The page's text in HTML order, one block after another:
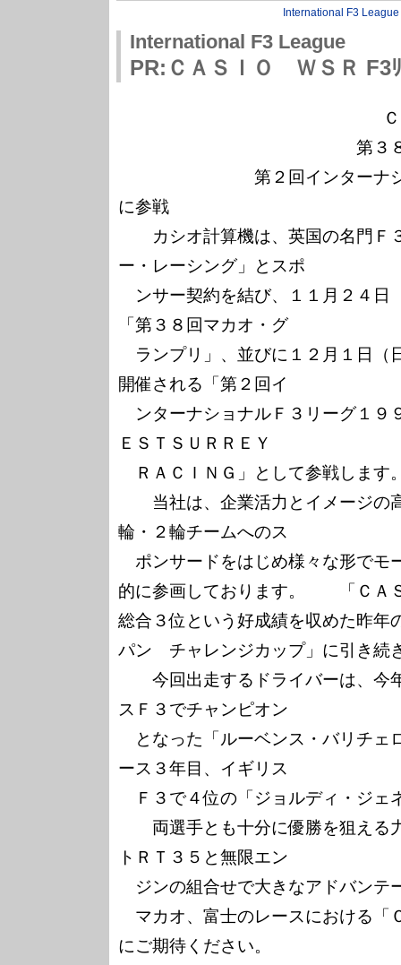
International F3 League
International F3 League
PR:ＣＡＳＩＯ ＷＳＲ F3
ＣＡＳＩＯ
第３８回マカオ
第２回インターナショナ
に参戦
カシオ計算機は、英国の名門Ｆ
ー・レーシング」とスポ
ンサー契約を結び、１１月２４日
「第３８回マカオ・グ
ランプリ」、並びに１２月１日（
開催される「第２回イ
ンターナショナルＦ３リーグ１９
ＥＳＴＳＵＲＲＥＹ
ＲＡＣＩＮＧ」として参戦します
当社は、企業活力とイメージの
輪・２輪チームへのス
ポンサードをはじめ様々な形でモ
的に参画しております。　　「ＣＡ
総合３位という好成績を収めた昨年
パン　チャレンジカップ」に引き続
今回出走するドライバーは、今
スＦ３でチャンピオン
となった「ルーベンス・バリチェ
ース３年目、イギリス
Ｆ３で４位の「ジョルディ・ジェ
両選手とも十分に優勝を狙える
トＲＴ３５と無限エン
ジンの組合せで大きなアドバンテ
マカオ、富士のレースにおける「
にご期待ください。